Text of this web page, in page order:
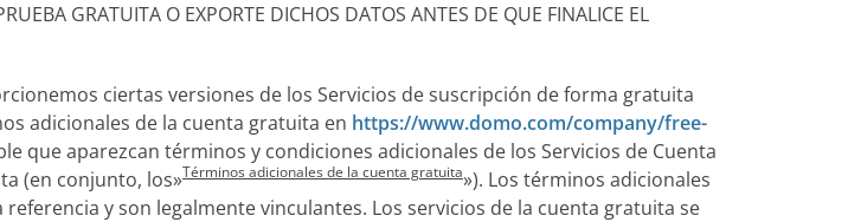
GRATUITA O EXPORTE DICHOS DATOS ANTES DE QUE FINALICE EL
ciertas versiones de los Servicios de suscripción de forma gratuita
adicionales de la cuenta gratuita en https://www.domo.com/company/free-
que aparezcan términos y condiciones adicionales de los Servicios de Cuenta
(en conjunto, los»Términos adicionales de la cuenta gratuita»). Los términos adicionales
y son legalmente vinculantes. Los servicios de la cuenta gratuita se